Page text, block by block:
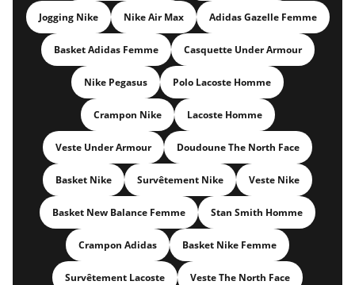
Jogging Nike Nike Air Max Adidas Gazelle Femme
Basket Adidas Femme Casquette Under Armour
Nike Pegasus Polo Lacoste Homme
Crampon Nike Lacoste Homme
Veste Under Armour Doudoune The North Face
Basket Nike Survêtement Nike Veste Nike
Basket New Balance Femme Stan Smith Homme
Crampon Adidas Basket Nike Femme
Survêtement Lacoste Veste The North Face